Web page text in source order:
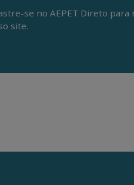
se no AEPET Direto
site.